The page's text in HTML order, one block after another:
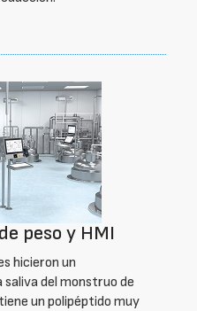
peso y HMI
hicieron un
del monstruo de
un polipéptido muy